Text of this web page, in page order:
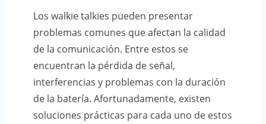
Los walkie talkies pueden presentar
problemas comunes que afectan la calidad
de la comunicación. Entre estos se
encuentran la pérdida de señal,
interferencias y problemas con la duración
de la batería. Afortunadamente, existen
soluciones prácticas para cada uno de estos